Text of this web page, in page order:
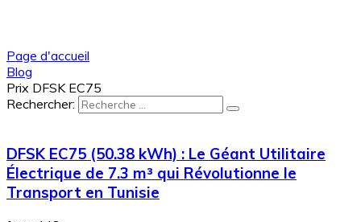
Page d'accueil
Blog
Prix DFSK EC75
Rechercher:
DFSK EC75 (50.38 kWh) : Le Géant Utilitaire
Électrique de 7.3 m³ qui Révolutionne le
Transport en Tunisie